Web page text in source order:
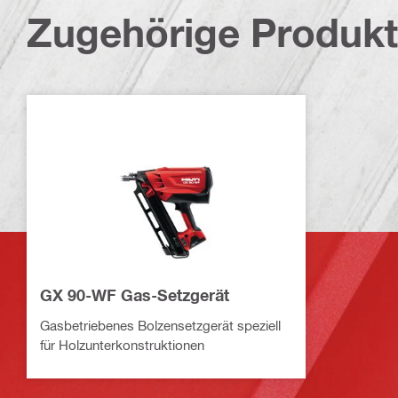
Zugehörige
GX 90-WF Gas-Setzgerät
Gasbetriebenes Bolzensetzgerät speziell
für Holzunterkonstruktionen